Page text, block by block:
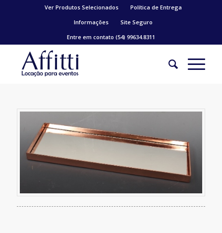
Ver Produtos Selecionados
Política de Entrega
Informações
Site Seguro
Entre em contato (54) 99634.8311